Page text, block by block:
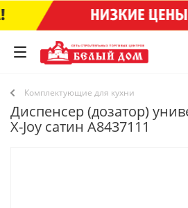
Комплектующие для кухни
Диспенсер (дозатор)
X-Joy сатин A8437111